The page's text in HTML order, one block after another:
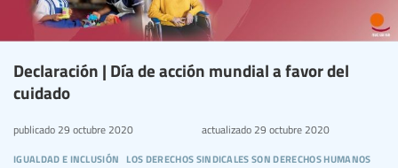
Declaración | Día de acción mundial a favor del
cuidado
igualdad e inclusión los derechos sindicales son derechos humanos
publicado 29 octubre 2020 actualizado29 octubre 2020